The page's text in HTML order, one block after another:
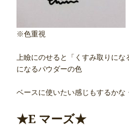
※色重視
上瞼にのせると「くすみ取りにな
になるパウダーの色
ベースに使いたい感じもするかな
★E マーズ★